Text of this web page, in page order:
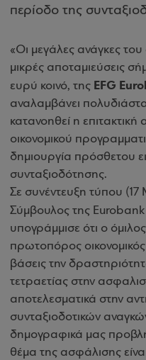
περίοδο της
«Οι μεγάλες ανάγκες του
μικρές αποταμιεύσεις
ευρύ κοινό, της EFG
αναλαμβάνει
κατανοηθεί η
οικονομικού
δημιουργία πρόσθετου
συνταξιοδότησης.
Σε συνέντευξη τύπου
Σύμβουλος της Eurobank
υπογράμμισε ότι ο
πρωτοπόρος
βάσεις την
τετραετίας στην
αποτελεσματικά στην
συνταξιοδοτικών
δημογραφικά μας
θέμα της ασφάλισης